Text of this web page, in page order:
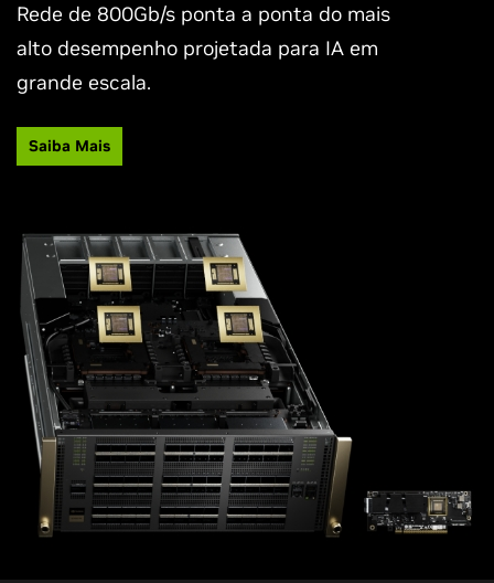
Rede de 800Gb/s ponta a ponta do mais
alto desempenho projetada para IA em
grande escala.
Saiba Mais